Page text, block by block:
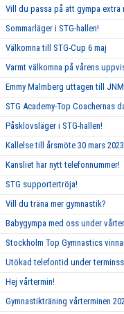
Vill du passa på att gympa extra
Sommarläger i STG-hallen!
Välkomna till STG-Cup 6 maj
Varmt välkomna på vårens
Emmy Malmberg uttagen till
STG Academy-Top Coachernas
Påsklovsläger i STG-hallen!
Kallelse till årsmöte 30 mars 2023
Kansliet har nytt telefonnummer!
STG supportertröja!
Vill du träna mer gymnastik?
Babygympa med oss under
Stockholm Top Gymnastics
Utökad telefontid under
Hej vårtermin!
Gymnastikträning vårterminen